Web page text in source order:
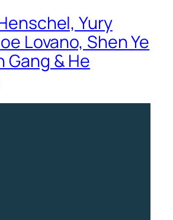
Yury
Lovano, Shen Ye
Gang & He